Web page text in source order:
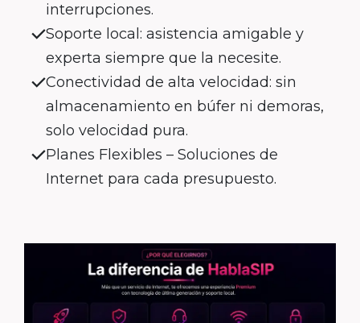
interrupciones.
Soporte local: asistencia amigable y
experta siempre que la necesite.
Conectividad de alta velocidad: sin
almacenamiento en búfer ni demoras,
solo velocidad pura.
Planes Flexibles – Soluciones de
Internet para cada presupuesto.